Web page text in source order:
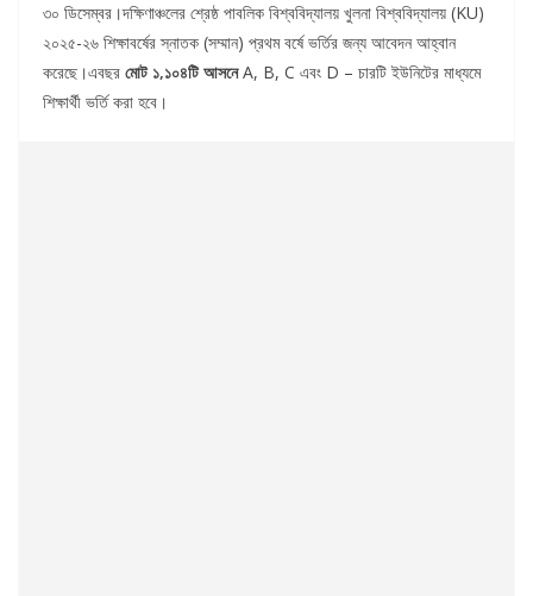
৩০ ডিসেম্বর।দক্ষিণাঞ্চলের শ্রেষ্ঠ পাবলিক বিশ্ববিদ্যালয় খুলনা বিশ্ববিদ্যালয় (KU)
২০২৫-২৬ শিক্ষাবর্ষের স্নাতক (সম্মান) প্রথম বর্ষে ভর্তির জন্য আবেদন আহ্বান
করেছে।এবছর মোট ১,১০৪টি আসনেA, B, C এবং D – চারটি ইউনিটের মাধ্যমে
শিক্ষার্থী ভর্তি করা হবে।